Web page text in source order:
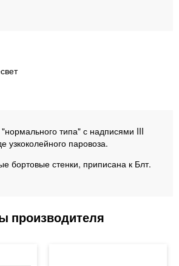
типа" с надписями III
узкоколейного паровоза.
бортовые стенки, приписана к Блт.